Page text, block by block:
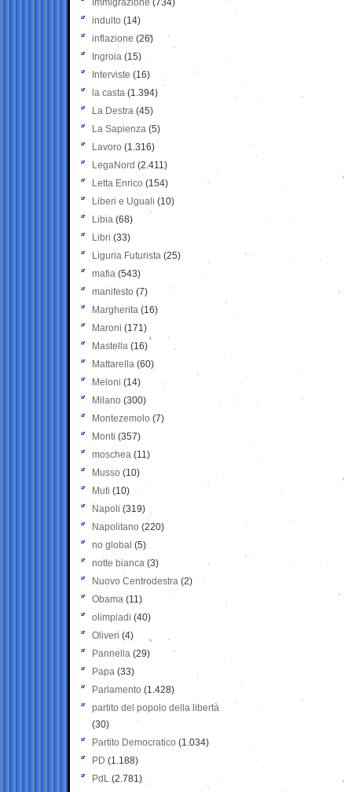
Immigrazione (734)
indulto (14)
inflazione (26)
Ingroia (15)
Interviste (16)
la casta (1.394)
La Destra (45)
La Sapienza (5)
Lavoro (1.316)
LegaNord (2.411)
Letta Enrico (154)
Liberi e Uguali (10)
Libia (68)
Libri (33)
Liguria Futurista (25)
mafia (543)
manifesto (7)
Margherita (16)
Maroni (171)
Mastella (16)
Mattarella (60)
Meloni (14)
Milano (300)
Montezemolo (7)
Monti (357)
moschea (11)
Musso (10)
Muti (10)
Napoli (319)
Napolitano (220)
no global (5)
notte bianca (3)
Nuovo Centrodestra (2)
Obama (11)
olimpiadi (40)
Oliveri (4)
Pannella (29)
Papa (33)
Parlamento (1.428)
partito del popolo della libertà
(30)
Partito Democratico (1.034)
PD (1.188)
PdL (2.781)